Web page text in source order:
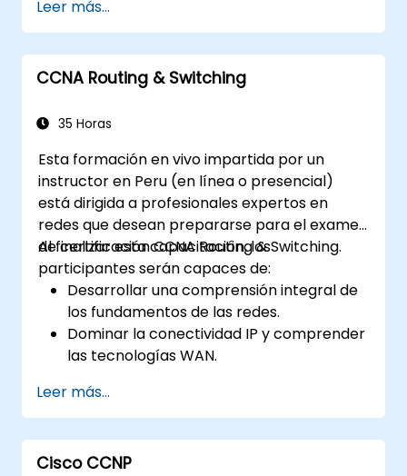
evaluaciones continuas y ahorros
significativos en los costos de certificación,
este curso está diseñado para apoyar a los
participantes en la consecución de sus
Leer más...
CCNA Routing & Switching
35 Horas
Esta formación en vivo impartida por un
instructor en Peru (en línea o presencial)
está dirigida a profesionales expertos en
redes que desean prepararse para el examen
de certificación CCNA Routing & Switching.
Al finalizar esta capacitación, los
participantes serán capaces de:
Desarrollar una comprensión integral de
los fundamentos de las redes.
Dominar la conectividad IP y comprender
las tecnologías WAN.
Listas de Control de Acceso (ACL), VPN y
otros protocolos de seguridad para
prevenir accesos no autorizados y
amenazas.
Leer más...
Cisco CCNP